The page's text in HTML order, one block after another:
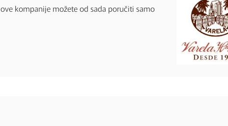
kompanije možete od sada poručiti samo